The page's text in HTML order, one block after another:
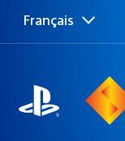
Choisir
une
Région
actuelle
Français